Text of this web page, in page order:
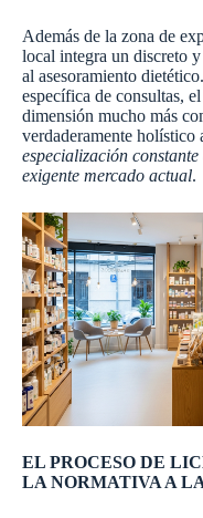
Además de la zona de
local integra un discreto
al asesoramiento
específica de consultas,
dimensión mucho más
verdaderamente holístico
especialización
exigente mercado actual.
EL PROCESO DE
LA NORMATIVA A